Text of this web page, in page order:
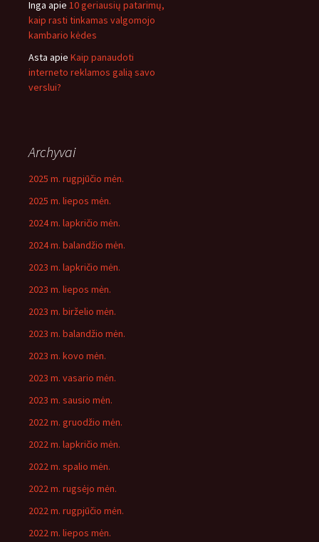
Inga apie 10 geriausių patarimų,
kaip rasti tinkamas valgomojo
kambario kėdes
Asta apie Kaip panaudoti
interneto reklamos galią savo
verslui?
Archyvai
2025 m. rugpjūčio mėn.
2025 m. liepos mėn.
2024 m. lapkričio mėn.
2024 m. balandžio mėn.
2023 m. lapkričio mėn.
2023 m. liepos mėn.
2023 m. birželio mėn.
2023 m. balandžio mėn.
2023 m. kovo mėn.
2023 m. vasario mėn.
2023 m. sausio mėn.
2022 m. gruodžio mėn.
2022 m. lapkričio mėn.
2022 m. spalio mėn.
2022 m. rugsėjo mėn.
2022 m. rugpjūčio mėn.
2022 m. liepos mėn.